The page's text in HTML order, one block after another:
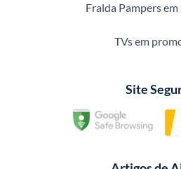
Fralda Pampers
TVs em
Site